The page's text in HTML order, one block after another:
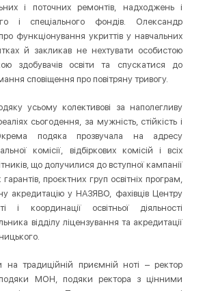
і поточних ремонтів, надходжень і
і спеціального фондів. Олександр
функціонування укриттів у навчальних
й закликав не нехтувати особистою
здобувачів освіти та спускатися до
сповіщення про повітряну тривогу.
усьому колективові за наполегливу
сьогодення, за мужність, стійкість і
подяка прозвучала на адресу
комісії, відбіркових комісій і всіх
що долучилися до вступної кампанії
проєктних груп освітніх програм,
акредитацію у НАЗЯВО, фахівців Центру
і координації освітньої діяльності
відділу ліцензування та акредитації
на традиційній приємній ноті – ректор
МОН, подяки ректора з цінними